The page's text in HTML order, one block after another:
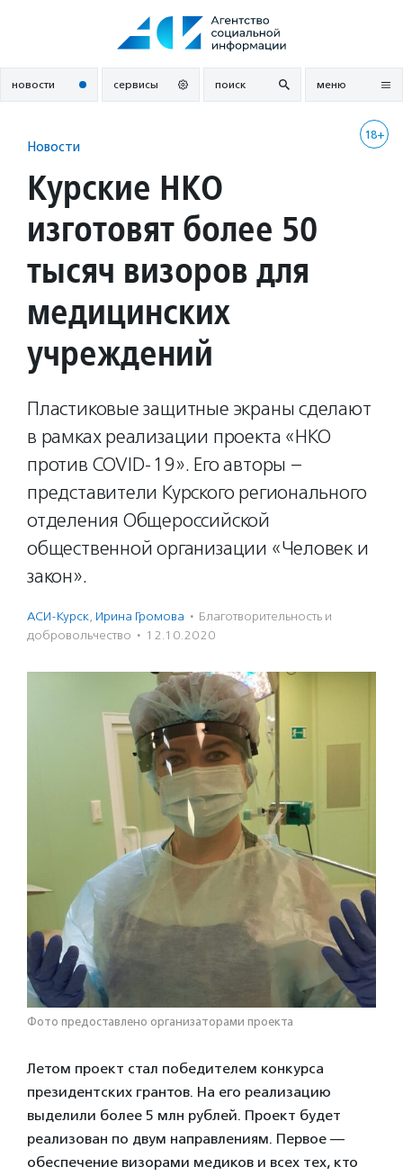
новости сервисы поиск меню
18+
Новости
Курские НКО
изготовят более 50
тысяч визоров для
медицинских
учреждений
Пластиковые защитные экраны сделают
в рамках реализации проекта «НКО
против COVID-19». Его авторы –
представители Курского регионального
отделения Общероссийской
общественной организации «Человек и
закон».
АСИ-Курск, Ирина Громова · Благотвори­тель­ность и
доброволь­чест­во · 12.10.2020
Фото предоставлено организаторами проекта
Летом проект стал победителем конкурса
президентских грантов. На его реализацию
выделили более 5 млн рублей. Проект будет
реализован по двум направлениям. Первое —
обеспечение визорами медиков и всех тех, кто